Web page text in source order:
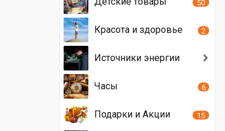
50
Красота и здоровье 2
Источники энергии
Часы 6
Подарки и Акции 15